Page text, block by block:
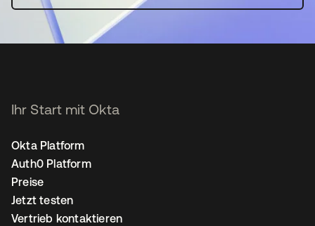
Ihr Start mit Okta
Okta Platform
Auth0 Platform
Preise
Jetzt testen
Vertrieb kontaktieren